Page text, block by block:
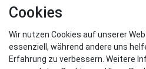
WIR
Cookies
Wir nutzen Cookies auf unserer
essenziell, während andere uns
Erfahrung zu verbessern. Weitere